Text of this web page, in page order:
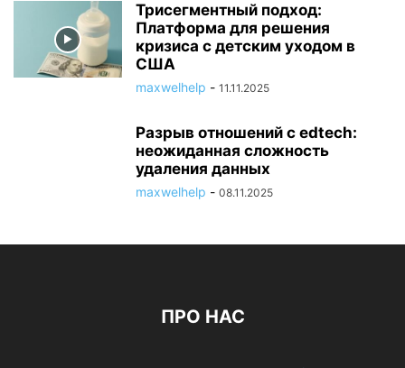
Трисегментный подход:
Платформа для решения
кризиса с детским уходом в
США
maxwelhelp - 11.11.2025
Разрыв отношений с edtech:
неожиданная сложность
удаления данных
maxwelhelp - 08.11.2025
ПРО НАС